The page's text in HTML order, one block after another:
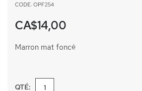
d’images
CODE: OPF254
CA$14,00
Marron mat foncé
QTÉ: